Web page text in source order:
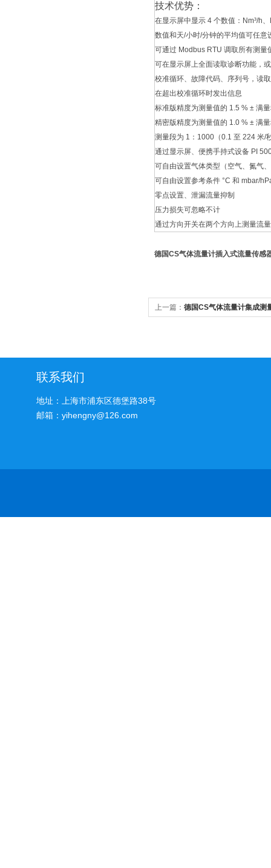
技术优势：
在显示屏中显示 4 个数值：Nm³/h
数值和天/小时/分钟的平均值可任意
可通过 Modbus RTU 调取所有测
可在显示屏上全面读取诊断功能，
校准循环、故障代码、序列号，读
在超出校准循环时发出信息
标准版精度为测量值的 1.5 % ± 满
精密版精度为测量值的 1.0 % ± 满
测量段为 1：1000（0.1 至 224 米/
通过显示屏、便携手持式设备 PI
可自由设置气体类型（空气、氮气
可自由设置参考条件 °C 和 mbar/
零点设置、泄漏流量抑制
压力损失可忽略不计
通过方向开关在两个方向上测量流量
德国CS气体流量计插入式流量传感
上一篇： 德国CS气体流量计集成测
联系我们
地址：上海市浦东区德堡路38号
邮箱：yihengny@126.com